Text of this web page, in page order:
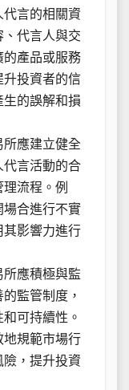
言的相關資
代言人與交
的產品或服務
升投資者的信
的誤解和損
所應建立健全
代言活動的合
流程。例
場合進行不實
其影響力進行
所應積極與監
監管制度，
可持續性。
地規範市場行
，提升投資